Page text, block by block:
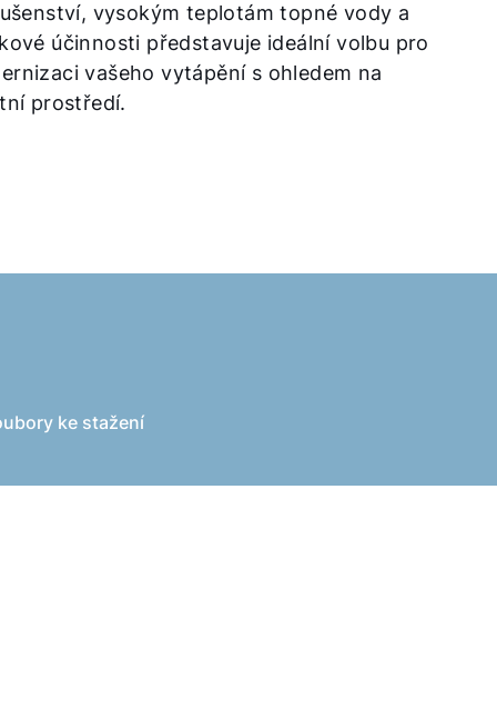
vysokým teplotám topné vody a
účinnosti představuje ideální volbu pro
vašeho vytápění s ohledem na
prostředí.
ke stažení